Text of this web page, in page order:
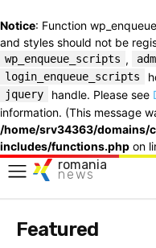
Notice: Function
and styles should not be
wp_enqueue_scripts ,
login_enqueue_scripts
jquery handle. Please see
information. (This message
/home/srv34363/domains/
includes/functions.php on
romania
news
Featured